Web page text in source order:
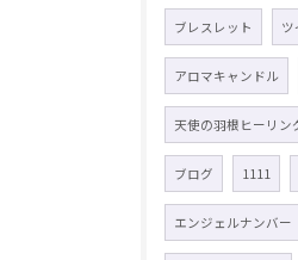
ブレスレット ツ
アロマキャンドル
天使の羽根ヒーリン
ブログ 1111
エンジェルナンバー